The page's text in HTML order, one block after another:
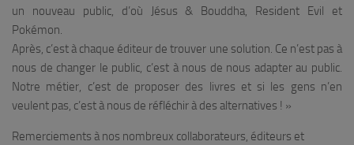
un nouveau public, d’où Jésus & Bouddha, Resident Evil et
Pokémon.
Après, c’est à chaque éditeur de trouver une solution. Ce n’est pas à
nous de changer le public, c’est à nous de nous adapter au public.
Notre métier, c’est de proposer des livres et si les gens n’en
veulent pas, c’est à nous de réfléchir à des alternatives ! »
Remerciements à nos nombreux collaborateurs, éditeurs et